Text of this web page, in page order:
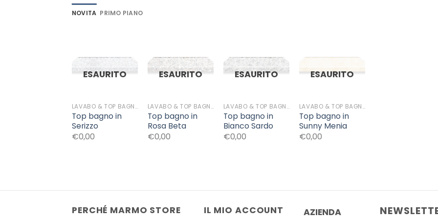
NOVITA PRIMO PIANO
Aggiungi
alla lista
ESAURITO
LAVABO & TOP BAGNO
Top bagno in
Serizzo
€0,00
Aggiungi
alla lista
ESAURITO
LAVABO & TOP BAGNO
Top bagno in
Rosa Beta
€0,00
Aggiungi
alla lista
ESAURITO
LAVABO & TOP BAGNO
Top bagno in
Bianco Sardo
€0,00
alla lista
ESAURITO
LAVABO & TOP BAGNO
Top bagno in
Sunny Menia
€0,00
PERCHÉ MARMO STORE IL MIO ACCOUNT AZIENDA